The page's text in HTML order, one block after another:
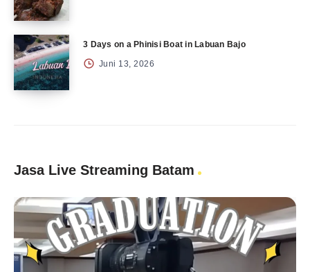
3 Days on a Phinisi Boat in Labuan Bajo
Juni 13, 2026
Jasa Live Streaming Batam